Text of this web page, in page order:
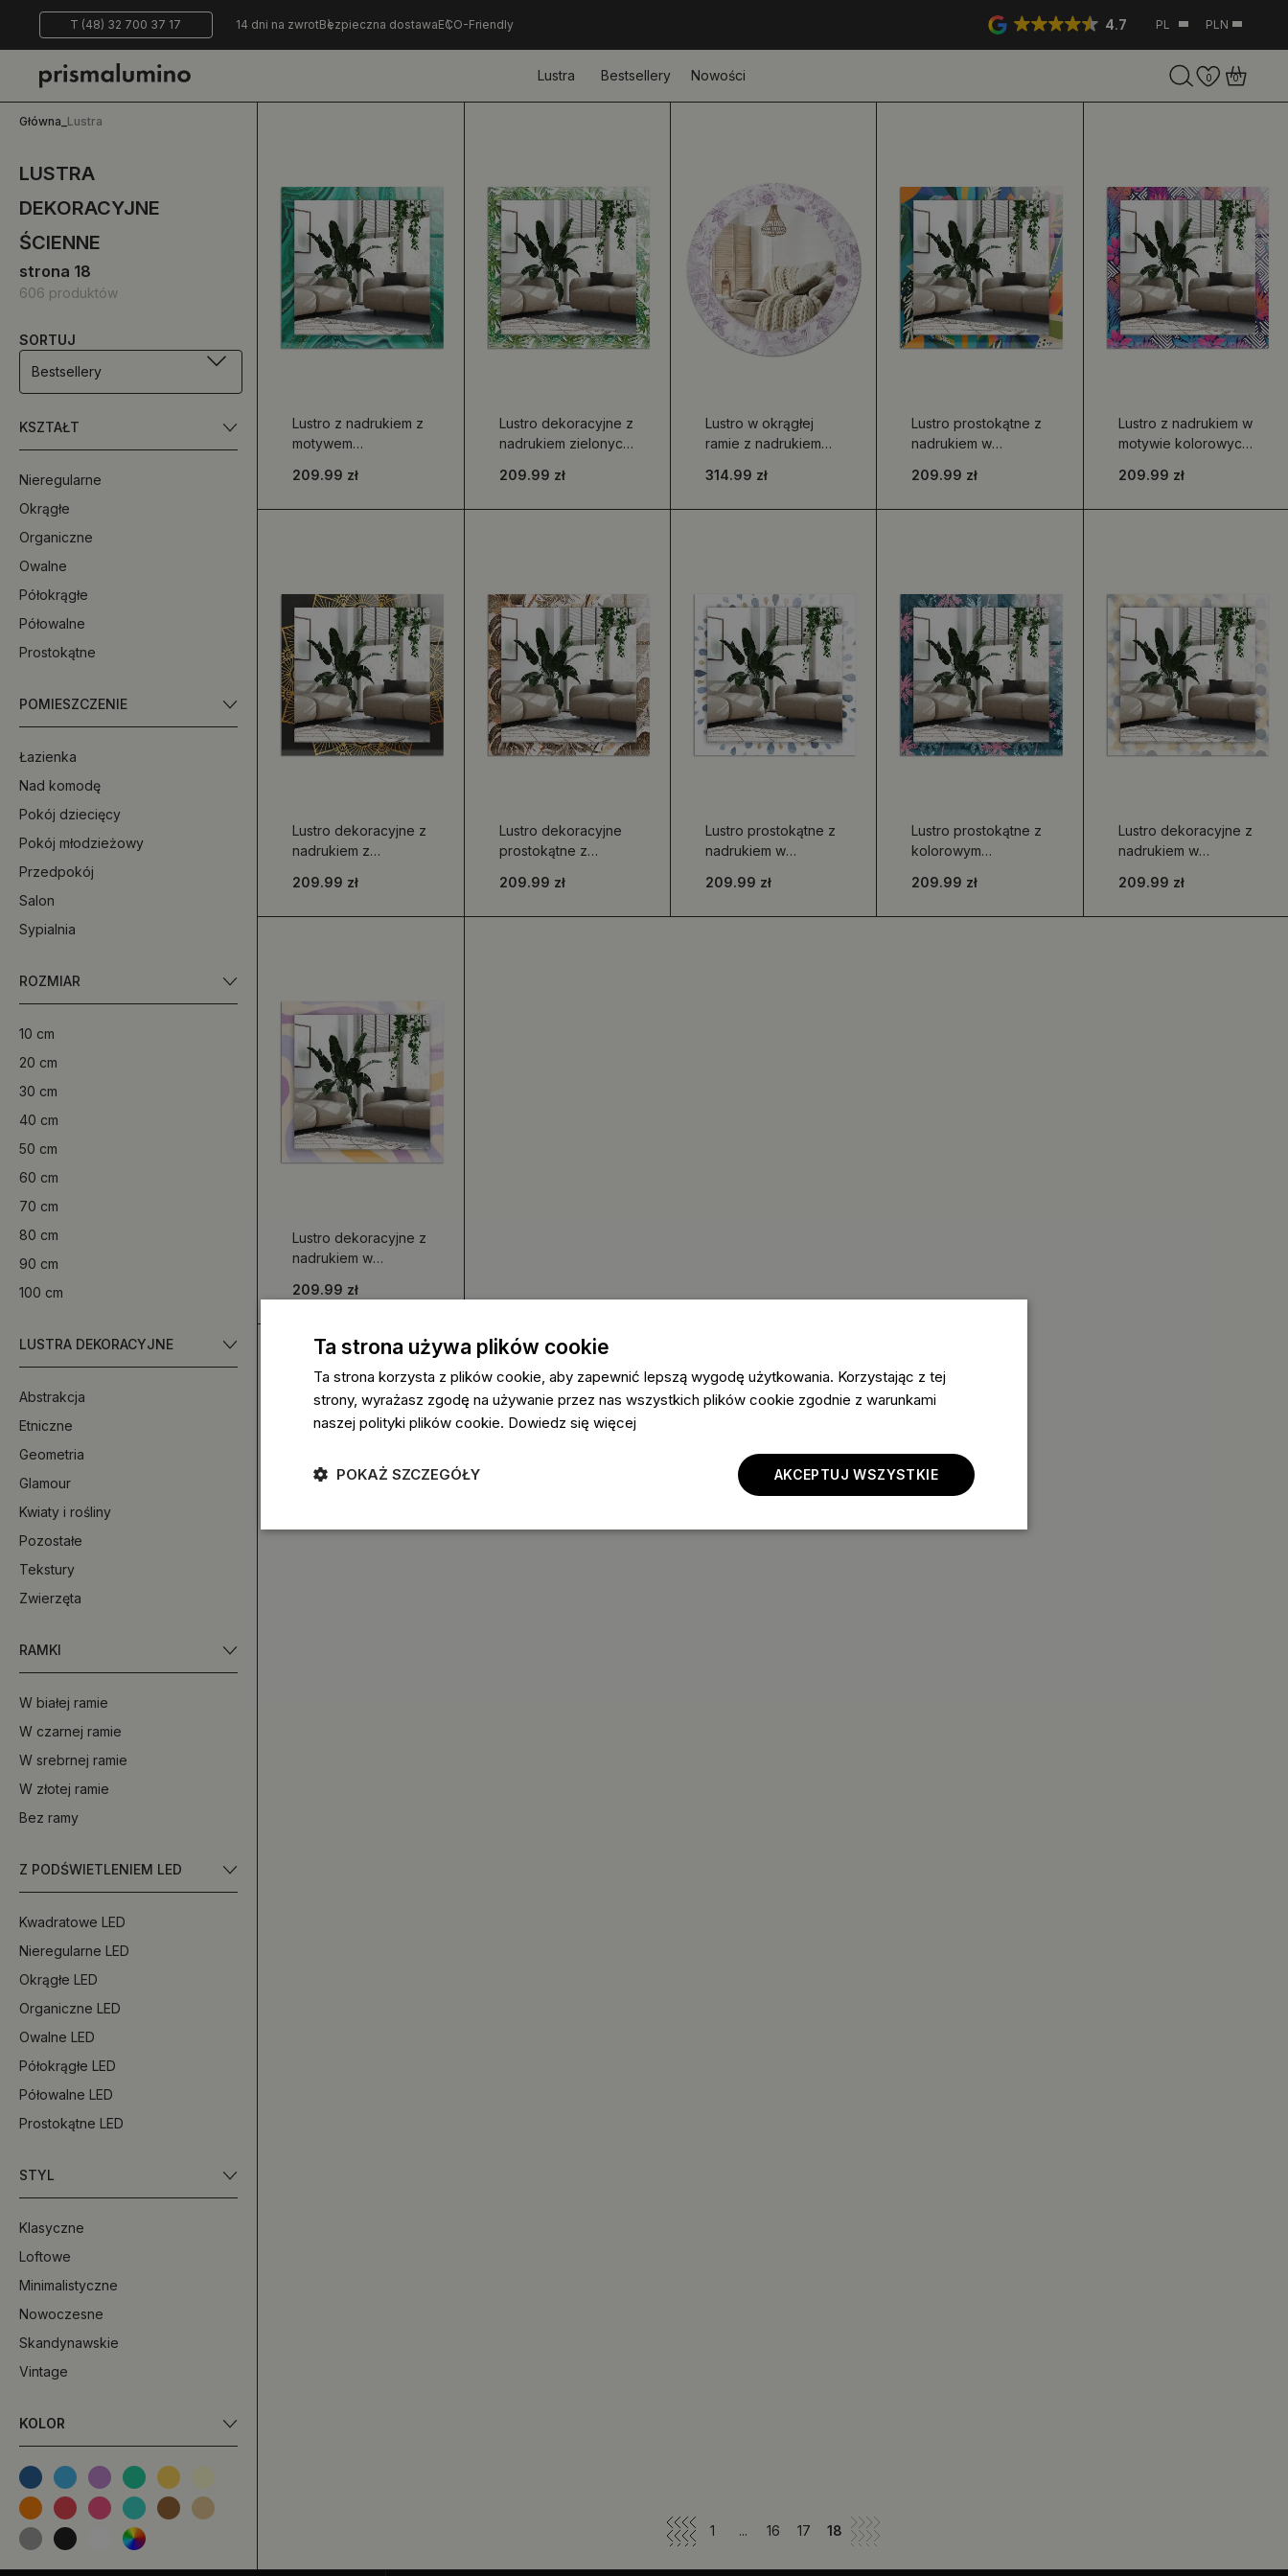
T (48) 32 700 37 17 14 dni na zwrotBezpieczna dostawaECO-Friendly 4.7 PL PLN
Lustra Bestsellery Nowości 0 0
Główna Lustra
LUSTRA
DEKORACYJNE
ŚCIENNE
strona 18
606 produktów
SORTUJ
Bestsellery
KSZTAŁT
Nieregularne
Okrągłe
Organiczne
Owalne
Półokrągłe
Półowalne
Prostokątne
POMIESZCZENIE
Łazienka
Nad komodę
Pokój dziecięcy
Pokój młodzieżowy
Przedpokój
Salon
Sypialnia
ROZMIAR
10 cm
20 cm
30 cm
40 cm
50 cm
60 cm
70 cm
80 cm
90 cm
100 cm
LUSTRA DEKORACYJNE
Abstrakcja
Etniczne
Geometria
Glamour
Kwiaty i rośliny
Pozostałe
Tekstury
Zwierzęta
RAMKI
W białej ramie
W czarnej ramie
W srebrnej ramie
W złotej ramie
Bez ramy
Z PODŚWIETLENIEM LED
Kwadratowe LED
Nieregularne LED
Okrągłe LED
Organiczne LED
Owalne LED
Półokrągłe LED
Półowalne LED
Prostokątne LED
STYL
Klasyczne
Loftowe
Minimalistyczne
Nowoczesne
Skandynawskie
Vintage
KOLOR
Lustro z nadrukiem z
motywem
zielonej tekstury
209.99 zł
Lustro dekoracyjne z
nadrukiem zielonych
prostokątne
209.99 zł
Lustro w okrągłej
ramie z nadrukiem
314.99 zł
Lustro prostokątne z
nadrukiem w
abstrakcyjnych
209.99 zł
Lustro z nadrukiem w
motywie kolorowych
209.99 zł
Lustro dekoracyjne z
nadrukiem z
prostokątnym
209.99 zł
Lustro dekoracyjne
prostokątne z
tropikalnych liści
209.99 zł
Lustro prostokątne z
nadrukiem w
mandali
209.99 zł
Lustro prostokątne z
kolorowym
motywie palm
209.99 zł
Lustro dekoracyjne z
nadrukiem w
wzory
209.99 zł
Lustro dekoracyjne z
nadrukiem w
kolorowe wzory
209.99 zł
1 ... 16 17 18
Ta strona używa plików cookie
Ta strona korzysta z plików cookie, aby zapewnić lepszą wygodę użytkowania. Korzystając z tej
strony, wyrażasz zgodę na używanie przez nas wszystkich plików cookie zgodnie z warunkami
naszej polityki plików cookie. Dowiedz się więcej
AKCEPTUJ WSZYSTKIE
POKAŻ SZCZEGÓŁY